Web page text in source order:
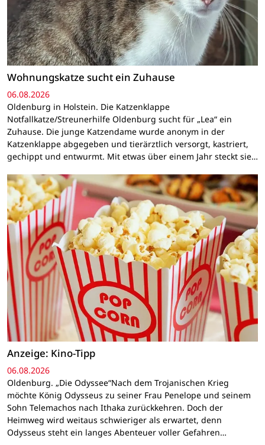
Wohnungskatze sucht ein Zuhause
06.08.2026
Oldenburg in Holstein. Die Katzenklappe
Notfallkatze/Streunerhilfe Oldenburg sucht für „Lea“ ein
Zuhause. Die junge Katzendame wurde anonym in der
Katzenklappe abgegeben und tierärztlich versorgt, kastriert,
gechippt und entwurmt. Mit etwas über einem Jahr steckt sie…
Anzeige: Kino-Tipp
06.08.2026
Oldenburg. „Die Odyssee“Nach dem Trojanischen Krieg
möchte König Odysseus zu seiner Frau Penelope und seinem
Sohn Telemachos nach Ithaka zurückkehren. Doch der
Heimweg wird weitaus schwieriger als erwartet, denn
Odysseus steht ein langes Abenteuer voller Gefahren…